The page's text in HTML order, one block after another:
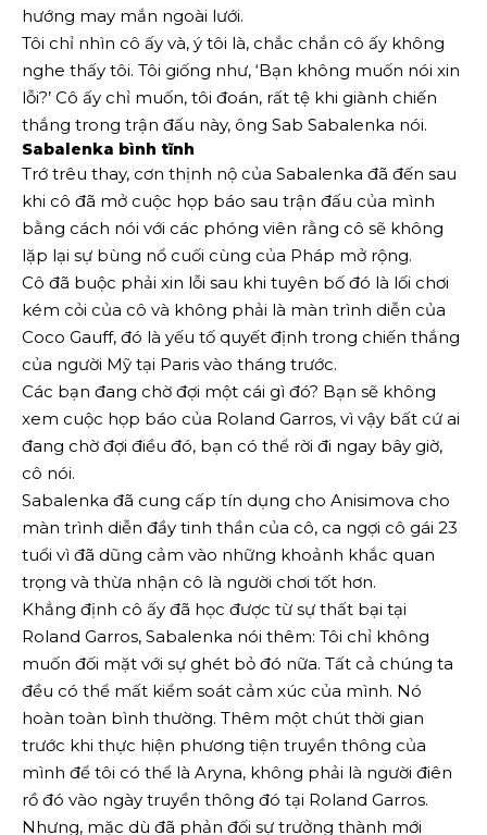
hướng may mắn ngoài lưới.
Tôi chỉ nhìn cô ấy và, ý tôi là, chắc chắn cô ấy không
nghe thấy tôi. Tôi giống như, ‘Bạn không muốn nói xin
lỗi?’ Cô ấy chỉ muốn, tôi đoán, rất tệ khi giành chiến
thắng trong trận đấu này, ông Sab Sabalenka nói.
Sabalenka bình tĩnh
Trớ trêu thay, cơn thịnh nộ của Sabalenka đã đến sau
khi cô đã mở cuộc họp báo sau trận đấu của mình
bằng cách nói với các phóng viên rằng cô sẽ không
lặp lại sự bùng nổ cuối cùng của Pháp mở rộng.
Cô đã buộc phải xin lỗi sau khi tuyên bố đó là lối chơi
kém cỏi của cô và không phải là màn trình diễn của
Coco Gauff, đó là yếu tố quyết định trong chiến thắng
của người Mỹ tại Paris vào tháng trước.
Các bạn đang chờ đợi một cái gì đó? Bạn sẽ không
xem cuộc họp báo của Roland Garros, vì vậy bất cứ ai
đang chờ đợi điều đó, bạn có thể rời đi ngay bây giờ,
cô nói.
Sabalenka đã cung cấp tín dụng cho Anisimova cho
màn trình diễn đầy tinh thần của cô, ca ngợi cô gái 23
tuổi vì đã dũng cảm vào những khoảnh khắc quan
trọng và thừa nhận cô là người chơi tốt hơn.
Khẳng định cô ấy đã học được từ sự thất bại tại
Roland Garros, Sabalenka nói thêm: Tôi chỉ không
muốn đối mặt với sự ghét bỏ đó nữa. Tất cả chúng ta
đều có thể mất kiểm soát cảm xúc của mình. Nó
hoàn toàn bình thường. Thêm một chút thời gian
trước khi thực hiện phương tiện truyền thông của
mình để tôi có thể là Aryna, không phải là người điên
rồ đó vào ngày truyền thông đó tại Roland Garros.
Nhưng, mặc dù đã phản đối sự trưởng thành mới